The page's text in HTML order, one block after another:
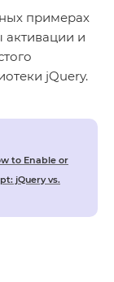
примерах
и
jQuery.
to Enable or
jQuery vs.